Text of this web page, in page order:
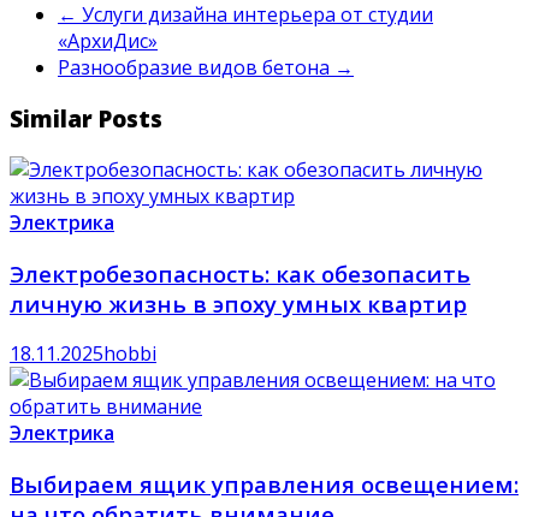
← Услуги дизайна интерьера от студии
«АрхиДис»
Разнообразие видов бетона →
Similar Posts
Электрика
Электробезопасность: как обезопасить
личную жизнь в эпоху умных квартир
18.11.2025hobbi
Электрика
Выбираем ящик управления освещением: